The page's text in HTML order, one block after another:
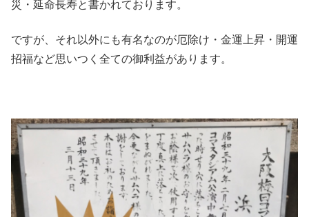
災・延命長寿と書かれております。
ですが、それ以外にも有名なのが厄除け・金運上昇・開運
招福など思いつく全ての御利益があります。